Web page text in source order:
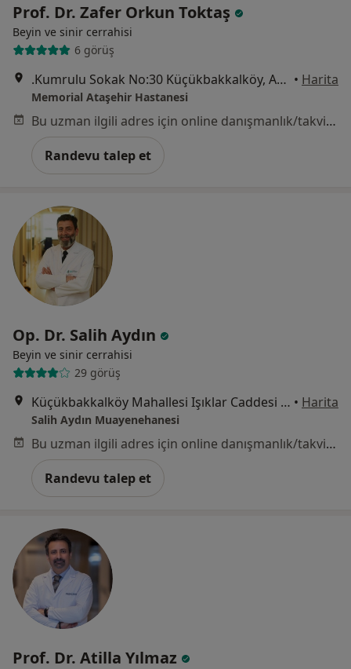
Prof. Dr. Zafer Orkun Toktaş
Beyin ve sinir cerrahisi
6 görüş
.Kumrulu Sokak No:30 Küçükbakkalköy, Ataşehir • Harita
Memorial Ataşehir Hastanesi
Bu uzman ilgili adres için online danışmanlık/takvim sunmuyor.
Randevu talep et
Op. Dr. Salih Aydın
Beyin ve sinir cerrahisi
29 görüş
Küçükbakkalköy Mahallesi Işıklar Caddesi No:14-A/13, İstanbul • Harita
Salih Aydın Muayenehanesi
Bu uzman ilgili adres için online danışmanlık/takvim sunmuyor.
Randevu talep et
Prof. Dr. Atilla Yılmaz